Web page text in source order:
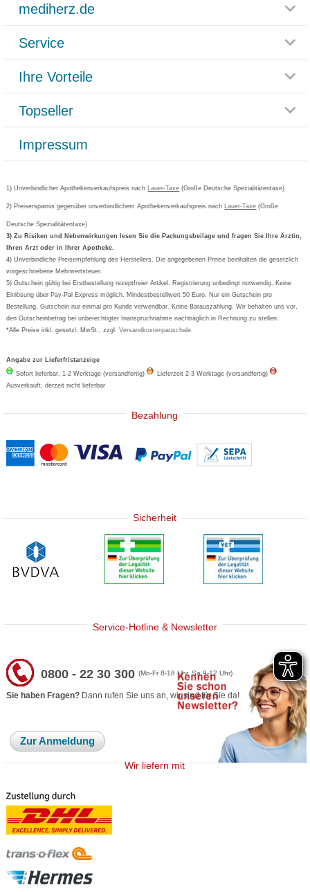
mediherz.de
Glossar
Häufig gestellte Fragen
Datenschutz
AGB
Cookie-Einstellungen
Vertrag widerrufen
Service
Rücksendemöglichkeit
Paketlieferstatus
Versandkosten
Bestellschein ausfüllen
Newsletteranmeldung
Ihre Vorteile
Rezeptlieferung
Bonusprogramm
Gutschein und Rabatte
Kundenbewertung
Topseller
Grippostad
Bepanthen
Formoline
Wick
Eucerin
Basica
Impressum
1) Unverbindlicher Apothekenverkaufspreis nach Lauer-Taxe (Große Deutsche Spezialitätentaxe)
2) Preisersparnis gegenüber unverbindlichem Apothekenverkaufspreis nach Lauer-Taxe (Große
Deutsche Spezialitätentaxe)
3) Zu Risiken und Nebenwirkungen lesen Sie die Packungsbeilage und fragen Sie Ihre Ärztin,
Ihren Arzt oder in Ihrer Apotheke.
4) Unverbindliche Preisempfehlung des Herstellers. Die angegebenen Preise beinhalten die gesetzlich
vorgeschriebene Mehrwertsteuer.
5) Gutschein gültig bei Erstbestellung rezeptfreier Artikel. Registrierung unbedingt notwendig. Keine
Einlösung über Pay-Pal Express möglich. Mindestbestellwert 50 Euro. Nur ein Gutschein pro
Bestellung. Gutschein nur einmal pro Kunde verwendbar. Keine Barauszahlung. Wir behalten uns vor,
den Gutscheinbetrag bei unberechtigter Inanspruchnahme nachträglich in Rechnung zu stellen.
*Alle Preise inkl. gesetzl. MwSt., zzgl.Versandkostenpauschale
Angabe zur Lieferfristanzeige
Sofort lieferbar, 1-2 Werktage (versandfertig)
Lieferzeit 2-3 Werktage (versandfertig)
Ausverkauft, derzeit nicht lieferbar
Bezahlung
Sicherheit
Service-Hotline & Newsletter
0800 - 22 30 300(Mo-Fr 8-18 Uhr, Sa 9-12 Uhr)
Sie haben Fragen? Dann rufen Sie uns an, wir sind für Sie da!
Zur Anmeldung
Wir liefern mit